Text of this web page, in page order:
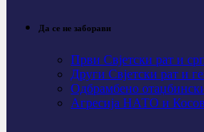
Да се не заборави
Први Свјeтски рат и
Други Свјетски рат и
Одбрамбено
Агресија НАТО и